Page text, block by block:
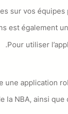
vos
est également
Pour utiliser
application
NBA, ainsi